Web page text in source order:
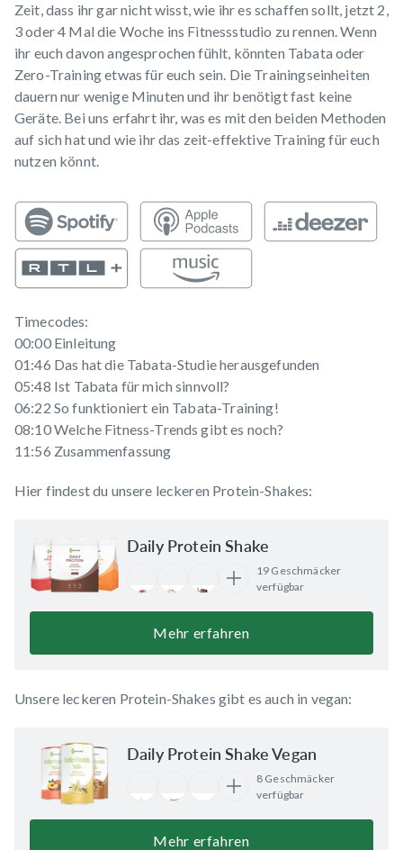
Zeit, dass ihr gar nicht wisst, wie ihr es schaffen sollt, jetzt 2,
3 oder 4 Mal die Woche ins Fitnessstudio zu rennen. Wenn
ihr euch davon angesprochen fühlt, könnten Tabata oder
Zero-Training etwas für euch sein. Die Trainingseinheiten
dauern nur wenige Minuten und ihr benötigt fast keine
Geräte. Bei uns erfahrt ihr, was es mit den beiden Methoden
auf sich hat und wie ihr das zeit-effektive Training für euch
nutzen könnt.
Timecodes:
00:00 Einleitung
01:46 Das hat die Tabata-Studie herausgefunden
05:48 Ist Tabata für mich sinnvoll?
06:22 So funktioniert ein Tabata-Training!
08:10 Welche Fitness-Trends gibt es noch?
11:56 Zusammenfassung
Hier findest du unsere leckeren Protein-Shakes:
Daily Protein Shake
19 Geschmäcker
verfügbar
Mehr erfahren
Unsere leckeren Protein-Shakes gibt es auch in vegan:
Daily Protein Shake Vegan
8 Geschmäcker
verfügbar
Mehr erfahren